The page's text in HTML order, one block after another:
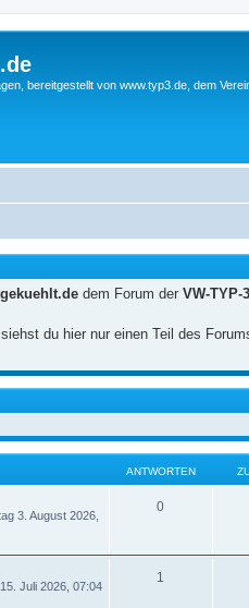
bereitgestellt von www.typ3.de, dem
dem Forum der VW-TYP-
du hier nur einen Teil des
ANTWORTEN
3. August 2026,
0
Juli 2026, 07:04
1